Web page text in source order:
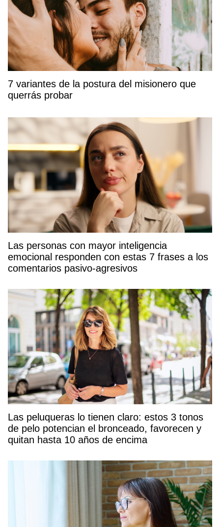
7 variantes de la postura del misionero que
querrás probar
Las personas con mayor inteligencia
emocional responden con estas 7 frases a los
comentarios pasivo-agresivos
Las peluqueras lo tienen claro: estos 3 tonos
de pelo potencian el bronceado, favorecen y
quitan hasta 10 años de encima